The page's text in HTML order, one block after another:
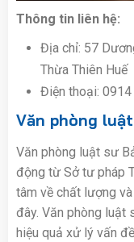
Thông tin liên hệ:
Địa chỉ: 57
Thừa Thiên Huế
Điện thoại: 0914
Văn phòng
Văn phòng luật sư
động từ Sở tư pháp
tâm về chất lượng
đây. Văn phòng luật
hiệu quả xử lý vấn